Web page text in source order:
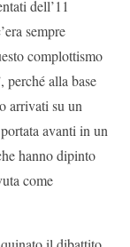
dell’11
sempre
complottismo
perché alla base
arrivati su un
avanti in un
hanno dipinto
come